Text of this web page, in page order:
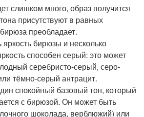
слишком много, образ получится
присутствуют в равных
преобладает.
бирюзы и несколько
способен серый: это может
серебристо-серый, серо-
тёмно-серый антрацит.
спокойный базовый тон, который
с бирюзой. Он может быть
шоколада, верблюжий) или